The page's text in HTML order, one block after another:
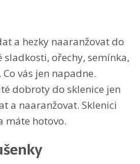
a hezky naaranžovat do
sladkosti, ořechy, semínka,
vás jen napadne.
dobroty do sklenice jen
a naaranžovat. Sklenici
máte hotovo.